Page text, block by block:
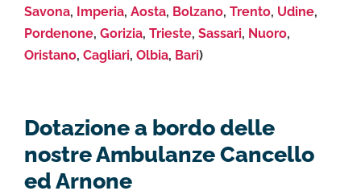
Savona, Imperia, Aosta, Bolzano, Trento, Udine,
Pordenone, Gorizia, Trieste, Sassari, Nuoro,
Oristano, Cagliari, Olbia, Bari)
Dotazione a bordo delle
nostre Ambulanze Cancello
ed Arnone